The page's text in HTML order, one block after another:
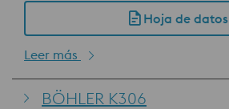
Hoja de datos
Leer más
BÖHLER K306